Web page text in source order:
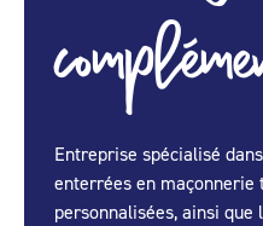
Entreprise spécialisé
enterrées en
personnalisées, ainsi que